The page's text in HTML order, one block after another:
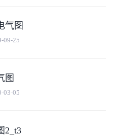
气图
09-25
图
03-05
2_t3